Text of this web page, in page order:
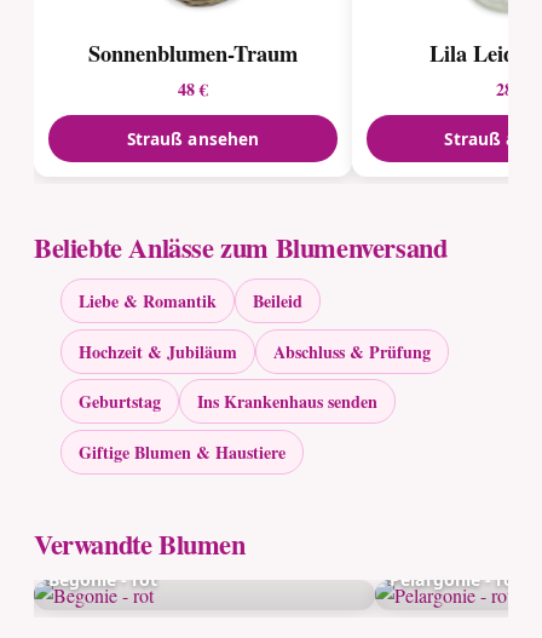
Sonnenblumen-Traum
48 €
Strauß ansehen
Lila
28 €
Strauß
Beliebte Anlässe zum Blumenversand
Liebe & Romantik
Beileid
Hochzeit & Jubiläum
Abschluss & Prüfung
Geburtstag
Ins Krankenhaus senden
Giftige Blumen & Haustiere
Verwandte Blumen
Begonie - rot Pelargonie - rot